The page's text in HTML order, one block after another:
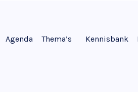
Agenda Thema’s Kennisbank